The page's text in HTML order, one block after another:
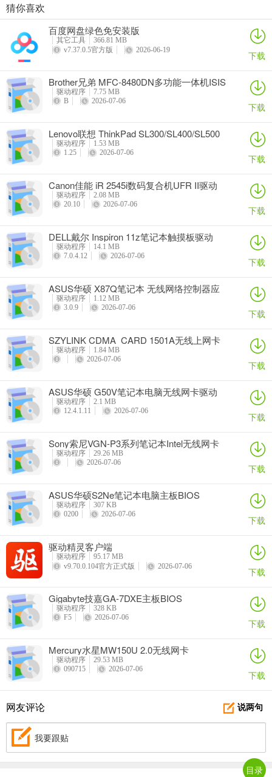
奥睿科PAS3062-2E/PAS3062-2S/PAS3064-2S2E系列扩展卡驱动
详情
Canon佳能 PowerShot A310 WIA驱动
详情
AMD Mobility Radeon HD 2000/HD 3000/HD 4000/HD 5000系列移动显卡催化剂驱动
映泰Hi-Fi H77S 5.x主板BIOS
猜你喜欢
百度网盘绿色免安装版
其它工具
366.81 MB
v7.37.0.5官方版
2026-06-19 下载
Brother兄弟 MFC-8480DN多功能一体机ISIS
驱动
驱动程序
7.75 MB
B
2026-07-06 下载
Lenovo联想 ThinkPad SL300/SL400/SL500
笔记本BIOS
驱动程序
1.53 MB
1.25
2026-07-06 下载
Canon佳能 iR 2545i数码复合机UFR II驱动
驱动程序
2.08 MB
20.10
2026-07-06 下载
DELL戴尔 Inspiron 11z笔记本触摸板驱动
驱动程序
14.1 MB
7.0.4.12
2026-07-06 下载
ASUS华硕 X87Q笔记本 无线网络控制器应
用程序
驱动程序
1.12 MB
3.0.9
2026-07-06 下载
SZYLINK CDMA_CARD 1501A无线上网卡
驱动程序
1.84 MB
2026-07-06
下载
ASUS华硕 G50V笔记本电脑无线网卡驱动
驱动程序
2.1 MB
12.4.1.11
2026-07-06 下载
Sony索尼VGN-P3系列笔记本Intel无线网卡
驱动
驱动程序
29.26 MB
2026-07-06
下载
ASUS华硕S2Ne笔记本电脑主板BIOS
驱动程序
307 KB
0200
2026-07-06 下载
驱动精灵客户端
驱动程序
95.17 MB
v9.70.0.104官方正式版
2026-07-06 下载
Gigabyte技嘉GA-7DXE主板BIOS
驱动程序
328 KB
F5
2026-07-06 下载
Mercury水星MW150U 2.0无线网卡
驱动程序
29.53 MB
090715
2026-07-06 下载
说两句
网友评论
我要跟贴
目录